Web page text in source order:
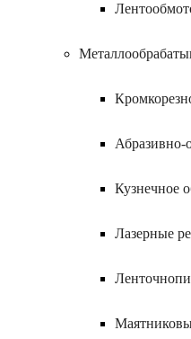
Абразивно-
Кузнечное
Лазерные